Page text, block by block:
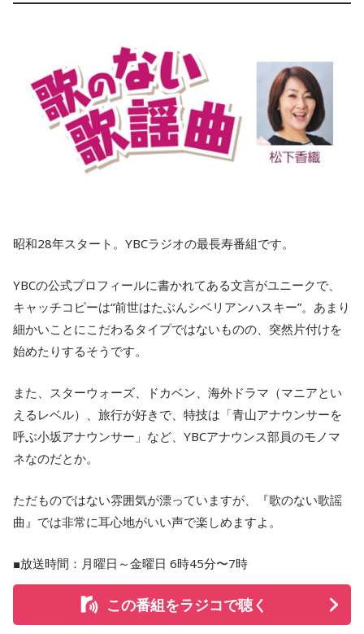
昭和28年スタート。YBCラジオの最長寿番組です。
YBCの公式プロフィールに書かれてある文言がユニークで、
キャッチコピーは“前世はたぶんシベリアンハスキー”。あまり
細かいことにこだわるタイプではないものの、突然片付けを
始めたりするそうです。
また、スターウォーズ、ドカベン、海外ドラマ（マニアとい
えるレベル）、旅行が好きで、特技は「青山アナウンサーを
呼ぶ小坂アナウンサー」など、YBCアナウンス部員のモノマ
ネなのだとか。
ただものではない雰囲気が漂っていますが、『歌のない歌謡
曲』では非常に耳心地がいい声で楽しめますよ。
■放送時間：月曜日～金曜日 6時45分〜7時
この番組をラジコで聴く